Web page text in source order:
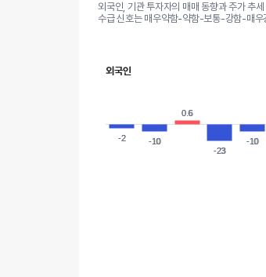
외국인, 기관 투자자의 매매 동향과 주가 추
수급 신호는 매우약함-약함-보통-강함-매우
외국인
-2
-2 -10
-10
0.6
0.6
-23
-23
-10
-10